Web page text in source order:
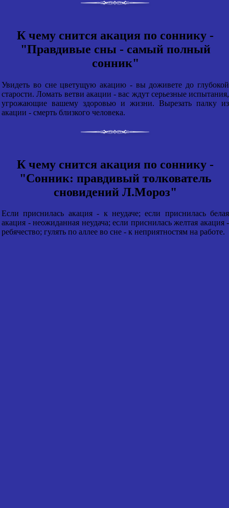
К чему снится акация по соннику -
"Правдивые сны - самый полный
сонник"
Увидеть во сне цветущую акацию - вы доживете до глубокой
старости. Ломать ветви акации - вас ждут серьезные испытания,
угрожающие вашему здоровью и жизни. Вырезать палку из
акации - смерть близкого человека.
К чему снится акация по соннику -
"Сонник: правдивый толкователь
сновидений Л.Мороз"
Если приснилась акация - к неудаче; если приснилась белая
акация - неожиданная неудача; если приснилась желтая акация -
ребячество; гулять по аллее во сне - к неприятностям на работе.